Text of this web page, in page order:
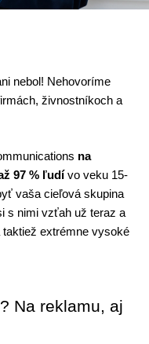
nebol! Nehovoríme
živnostníkoch a
na
97 % ľudí vo veku 15-
vaša cieľová skupina
s nimi vzťah už teraz a
extrémne vysoké
Na reklamu, aj